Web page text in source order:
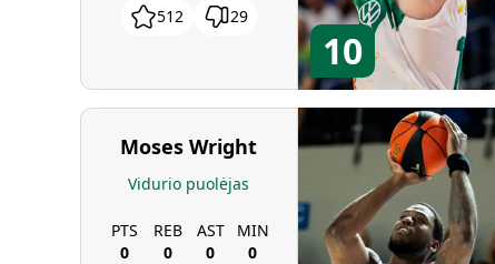
512 29
10
Moses Wright
Vidurio puolėjas
PTS
0
REB
0
AST
0
MIN
0